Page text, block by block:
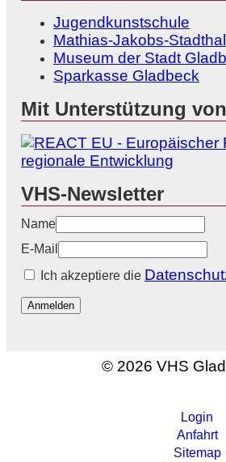
Jugendkunstschule
Mathias-Jakobs-
Museum der Stadt
Sparkasse Gladbeck
Mit Unterstützung von
VHS-Newsletter
Name
E-Mail
Ich akzeptiere die
Anmelden
© 2026 VHS
Login
Anfahrt
Sitemap